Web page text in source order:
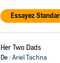
Essayez
Her Two Dads
De :Ariel Tachna